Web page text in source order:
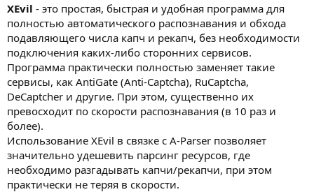
XEvil - это простая, быстрая и удобная программа для
полностью автоматического распознавания и обхода
подавляющего числа капч и рекапч, без необходимости
подключения каких-либо сторонних сервисов.
Программа практически полностью заменяет такие
сервисы, как AntiGate (Anti-Captcha), RuCaptcha,
DeCaptcher и другие. При этом, существенно их
превосходит по скорости распознавания (в 10 раз и
более).
Использование XEvil в связке с A-Parser позволяет
значительно удешевить парсинг ресурсов, где
необходимо разгадывать капчи/рекапчи, при этом
практически не теряя в скорости.